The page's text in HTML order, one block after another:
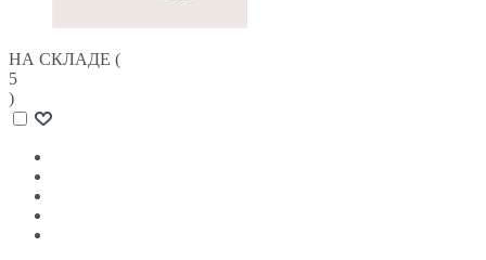
НА СКЛАДЕ (
5
)